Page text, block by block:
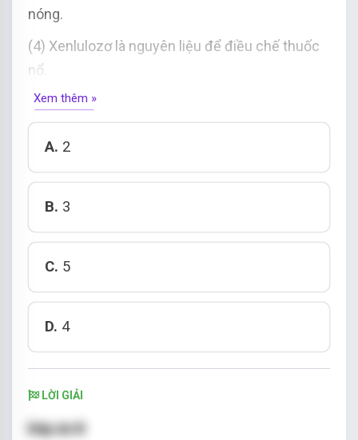
nóng.
(4) Xenlulozơ là nguyên liệu để điều chế thuốc
nổ.
(5) Xenlulozơ là nguyên liệu để điều chế tơ
axetat, tơ visco.
Số phát biểu đúng là
Xem thêm »
A. 2
B. 3
C. 5
D. 4
LỜI GIẢI
Đáp án B